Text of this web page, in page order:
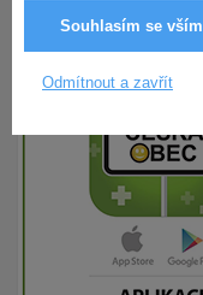
Souhlasím se vším
Odmítnout a zavřít